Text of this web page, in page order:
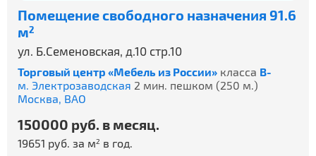
Помещение свободного назначения 91.6
м2
ул. Б.Семеновская, д.10 стр.10
Торговый центр «Мебель из России» класса B-
м. Электрозаводская 2 мин. пешком (250 м.)
Москва, ВАО
150000 руб. в месяц.
19651 руб. за м2 в год.